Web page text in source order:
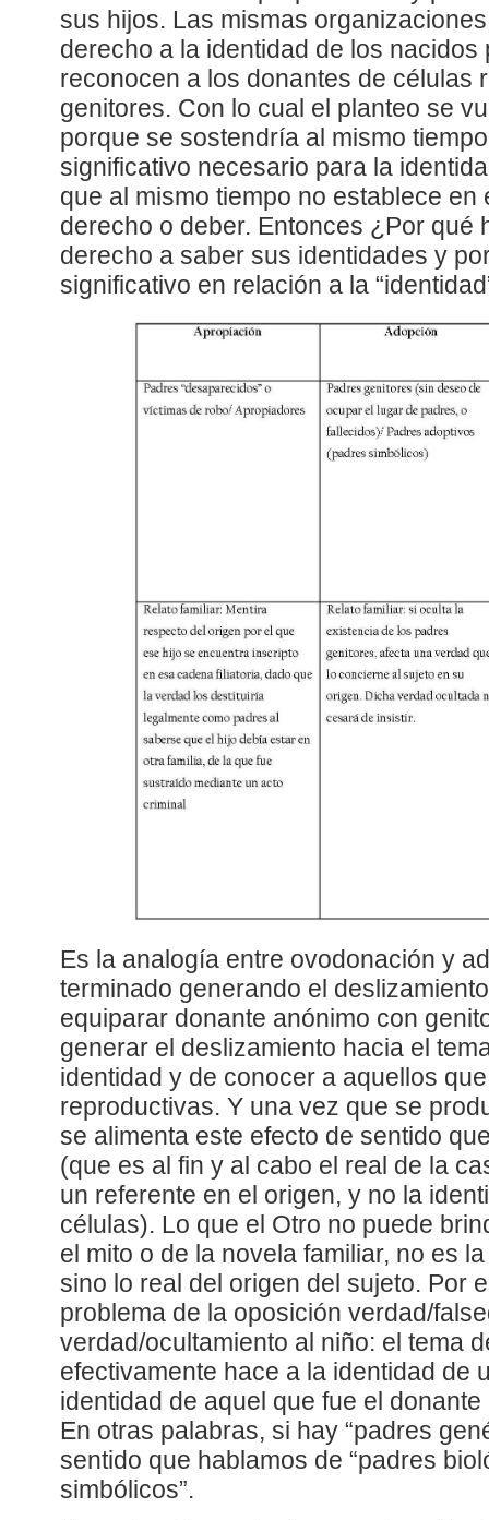
sus hijos. Las mismas
derecho a la identidad de los nacidos
reconocen a los donantes de células
genitores. Con lo cual el planteo se
porque se sostendría al mismo
significativo necesario para la
que al mismo tiempo no establece en
derecho o deber. Entonces ¿Por qué
derecho a saber sus identidades y
significativo en relación a la
Es la analogía entre ovodonación y
terminado generando el
equiparar donante anónimo con
generar el deslizamiento hacia el
identidad y de conocer a aquellos
reproductivas. Y una vez que se
se alimenta este efecto de sentido
(que es al fin y al cabo el real de la
un referente en el origen, y no la
células). Lo que el Otro no puede
el mito o de la novela familiar, no es
sino lo real del origen del sujeto. Por
problema de la oposición verdad/
verdad/ocultamiento al niño: el tema
efectivamente hace a la identidad de
identidad de aquel que fue el
En otras palabras, si hay “padres
sentido que hablamos de “padres
simbólicos”.